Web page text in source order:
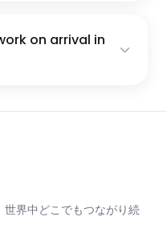
on arrival in
界中どこでもつながり続